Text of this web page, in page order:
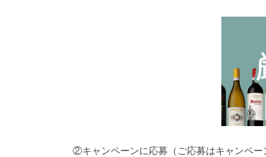
②キャンペーンに応募（ご応募はキャンペー